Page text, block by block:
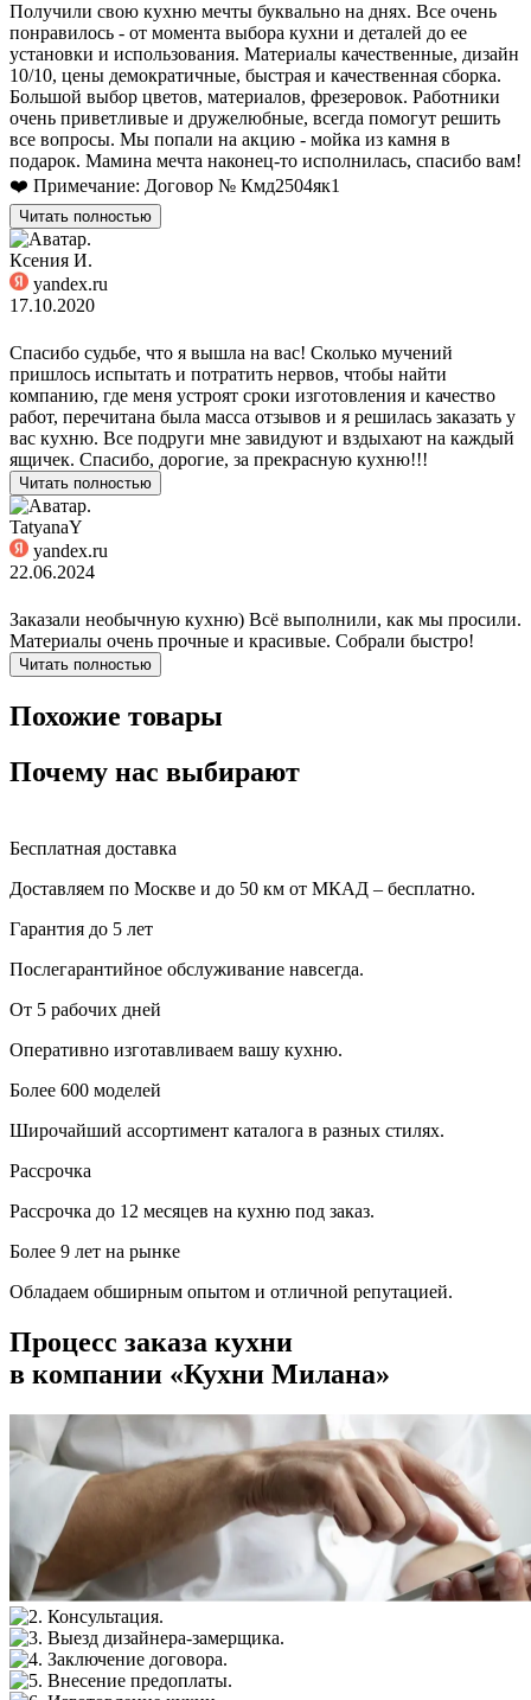
Получили свою кухню мечты буквально на днях. Все очень
понравилось - от момента выбора кухни и деталей до ее
установки и использования. Материалы качественные, дизайн
10/10, цены демократичные, быстрая и качественная сборка.
Большой выбор цветов, материалов, фрезеровок. Работники
очень приветливые и дружелюбные, всегда помогут решить
все вопросы. Мы попали на акцию - мойка из камня в
подарок. Мамина мечта наконец-то исполнилась, спасибо вам!
❤️ Примечание: Договор № Кмд2504як1
Читать полностью
Ксения И.
yandex.ru
17.10.2020
Спасибо судьбе, что я вышла на вас! Сколько мучений
пришлось испытать и потратить нервов, чтобы найти
компанию, где меня устроят сроки изготовления и качество
работ, перечитана была масса отзывов и я решилась заказать у
вас кухню. Все подруги мне завидуют и вздыхают на каждый
ящичек. Спасибо, дорогие, за прекрасную кухню!!!
Читать полностью
TatyanaY
yandex.ru
22.06.2024
Заказали необычную кухню) Всё выполнили, как мы просили.
Материалы очень прочные и красивые. Собрали быстро!
Читать полностью
Похожие товары
Почему нас выбирают
Бесплатная доставка
Доставляем по Москве и до 50 км от МКАД – бесплатно.
Гарантия до 5 лет
Послегарантийное обслуживание навсегда.
От 5 рабочих дней
Оперативно изготавливаем вашу кухню.
Более 600 моделей
Широчайший ассортимент каталога в разных стилях.
Рассрочка
Рассрочка до 12 месяцев на кухню под заказ.
Более 9 лет на рынке
Обладаем обширным опытом и отличной репутацией.
Процесс заказа кухни
в компании «Кухни Милана»